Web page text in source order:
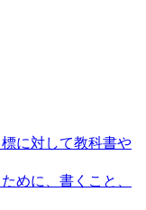
に対して教科書や
めに、書くこと、